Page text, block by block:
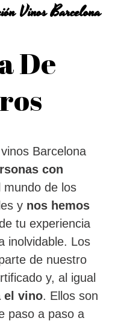
Vinos Barcelona
De
Barcelona
con
de los
y nos hemos
tu experiencia
inolvidable. Los
de nuestro
y, al igual
el vino. Ellos son
paso a paso a